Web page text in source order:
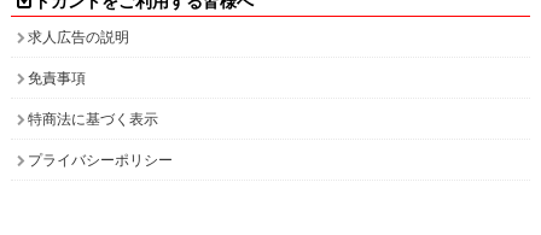
求人広告の説明
免責事項
特商法に基づく表示
プライバシーポリシー